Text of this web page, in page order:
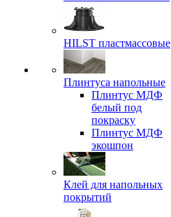
HILST пластмассовые
Плинтуса напольные
Плинтус МДФ
белый под
покраску
Плинтус МДФ
экошпон
Клей для напольных
покрытий